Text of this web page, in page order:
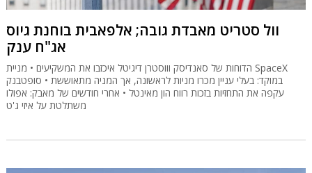
וול סטריט מאבדת גובה; אלפאבית בוחנת גיוס
אג"ח ענק
הדוחות של סאנדיסק וווסטרן דיגיטל איכזבו את המשקיעים • מניית SpaceX
במוקד: בעלי עניין מכרו מניות לראשונה, אך המניה מתאוששת • סופטבנק
עקפה את התחזיות בזכות רווח הון מאינטל • אחרי חודשים של מאבק: אפולו
משתלטת על איזי ג'ט